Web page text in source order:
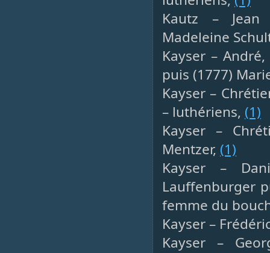
Kautz – Jean
Madeleine
Kayser –
puis (1777)
Kayser –
– luthériens, (1)
Kayser –
Mentzer, (1)
Kayser –
Lauffenburger
femme du
Kayser –
Kayser –